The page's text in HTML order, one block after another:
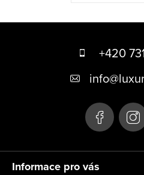
+420
info@
Informace pro vás